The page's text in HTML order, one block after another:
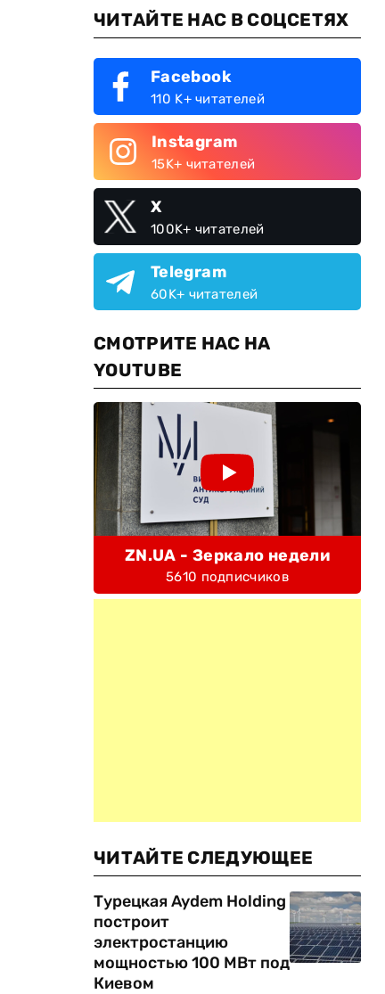
ЧИТАЙТЕ НАС В СОЦСЕТЯХ
Facebook
110 K+ читателей
Instagram
15K+ читателей
X
100K+ читателей
Telegram
60K+ читателей
СМОТРИТЕ НАС НА
YOUTUBE
ZN.UA - Зеркало недели
5610 подписчиков
ЧИТАЙТЕ СЛЕДУЮЩЕЕ
Турецкая Aydem Holding
построит
электростанцию
мощностью 100 МВт под
Киевом